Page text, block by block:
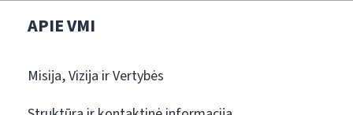
APIE VMI
Misija, Vizija ir Vertybės